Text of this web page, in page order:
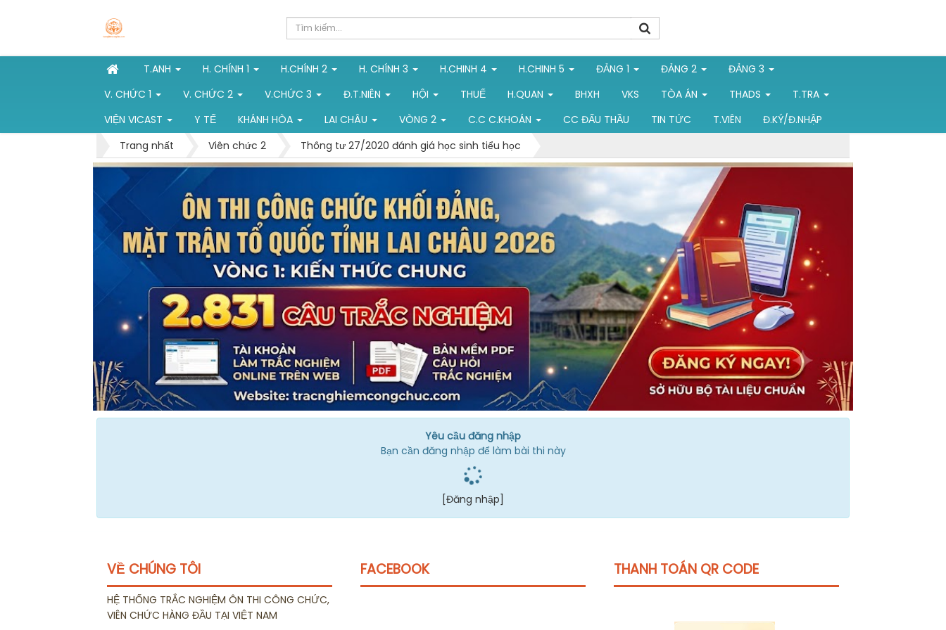
T.ANH H. CHÍNH 1 H.CHÍNH 2 H. CHÍNH 3 H.CHINH 4 H.CHINH 5 ĐẢNG 1 ĐẢNG 2
ĐẢNG 3
V. CHỨC 1
V. CHỨC 2 V.CHỨC 3 Đ.T.NIÊN HỘI THUẾ H.QUAN BHXH VKS TÒA ÁN THADS
T.TRA
VIỆN VICAST
Y TẾ KHÁNH HÒA LAI CHÂU VÒNG 2 C.C C.KHOÁN CC ĐẤU THẦU TIN TỨC T.VIÊN
Đ.KÝ/Đ.NHẬP
Trang nhất
Viên chức 2 Thông tư 27/2020 đánh giá học sinh tiểu học
Yêu cầu đăng nhập
Bạn cần đăng nhập để làm bài thi này
[Đăng nhập]
VỀ CHÚNG TÔI
HỆ THỐNG TRẮC NGHIỆM ÔN THI CÔNG CHỨC,
VIÊN CHỨC HÀNG ĐẦU TẠI VIỆT NAM
FACEBOOK THANH TOÁN QR CODE